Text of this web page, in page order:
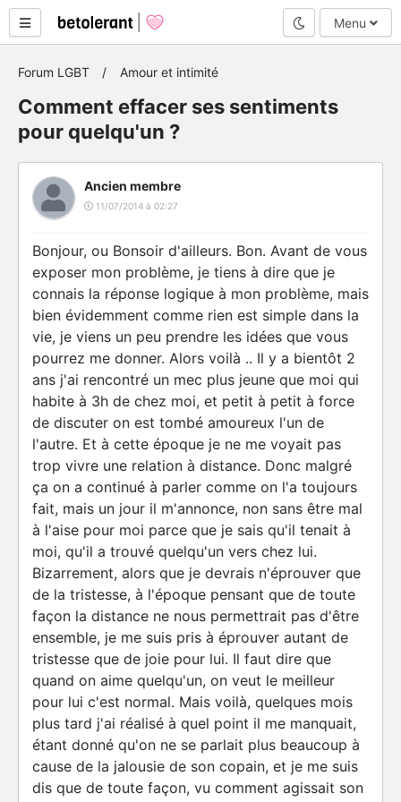
Mode nuit
Menu
Forum LGBT Amour et intimité
Comment effacer ses sentiments
pour quelqu'un ?
Ancien membre
11/07/2014 à 02:27
Bonjour, ou Bonsoir d'ailleurs. Bon. Avant de vous
exposer mon problème, je tiens à dire que je
connais la réponse logique à mon problème, mais
bien évidemment comme rien est simple dans la
vie, je viens un peu prendre les idées que vous
pourrez me donner. Alors voilà .. Il y a bientôt 2
ans j'ai rencontré un mec plus jeune que moi qui
habite à 3h de chez moi, et petit à petit à force
de discuter on est tombé amoureux l'un de
l'autre. Et à cette époque je ne me voyait pas
trop vivre une relation à distance. Donc malgré
ça on a continué à parler comme on l'a toujours
fait, mais un jour il m'annonce, non sans être mal
à l'aise pour moi parce que je sais qu'il tenait à
moi, qu'il a trouvé quelqu'un vers chez lui.
Bizarrement, alors que je devrais n'éprouver que
de la tristesse, à l'époque pensant que de toute
façon la distance ne nous permettrait pas d'être
ensemble, je me suis pris à éprouver autant de
tristesse que de joie pour lui. Il faut dire que
quand on aime quelqu'un, on veut le meilleur
pour lui c'est normal. Mais voilà, quelques mois
plus tard j'ai réalisé à quel point il me manquait,
étant donné qu'on ne se parlait plus beaucoup à
cause de la jalousie de son copain, et je me suis
dis que de toute façon, vu comment agissait son